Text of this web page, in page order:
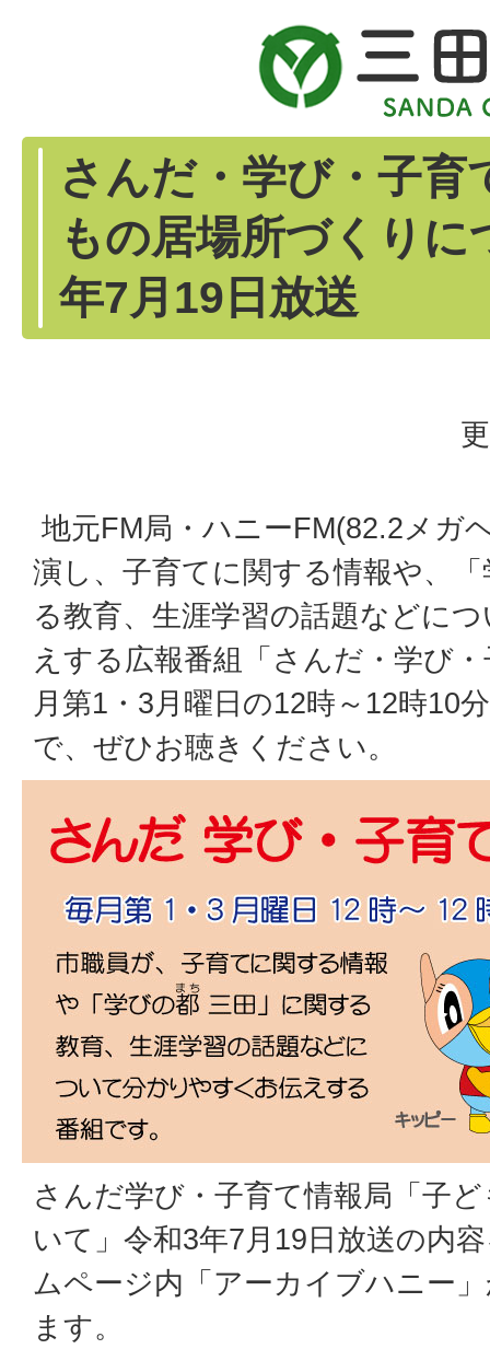
さんだ・学び・子育
もの居場所づくりに
年7月19日放送
地元FM局・ハニーFM(82.2メガ
演し、子育てに関する情報や、
る教育、生涯学習の話題などに
えする広報番組「さんだ・学び
月第1・3月曜日の12時～12時10
で、ぜひお聴きください。
さんだ学び・子育て情報局「子
いて」令和3年7月19日放送の内
ムページ内「アーカイブハニー
ます。